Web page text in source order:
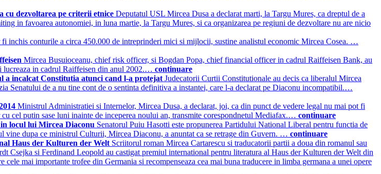
cu dezvoltarea pe criterii etnice Deputatul USL Mircea Dusa a declarat marti, la Targu Mures, ca dreptul de a
in favoarea autonomiei, in luna martie, la Targu Mures, si ca organizarea pe regiuni de dezvoltare nu are nicio
inchis conturile a circa 450.000 de intreprinderi mici si mijlocii, sustine analistul economic Mircea Cosea. …
Mircea Busuioceanu, chief risk officer, si Bogdan Popa, chief financial officer in cadrul Raiffeisen Bank, au
lucreaza in cadrul Raiffeisen din anul 2002.… continuare
a incalcat Constitutia atunci cand l-a protejat Judecatorii Curtii Constitutionale au decis ca liberalul Mircea
Senatului de a nu tine cont de o sentinta definitiva a instantei, care l-a declarat pe Diaconu incompatibil.…
Ministrul Administratiei si Internelor, Mircea Dusa, a declarat, joi, ca din punct de vedere legal nu mai pot fi
cel putin sase luni inainte de inceperea noului an, transmite corespondnetul Mediafax.… continuare
locul lui Mircea Diaconu Senatorul Puiu Hasotti este propunerea Partidului National Liberal pentru functia de
dupa ce ministrul Culturii, Mircea Diaconu, a anuntat ca se retrage din Guvern. … continuare
Haus der Kulturen der Welt Scriitorul roman Mircea Cartarescu si traducatorii partii a doua din romanul sau
si Ferdinand Leopold au castigat premiul international pentru literatura al Haus der Kulturen der Welt din
mai importante trofee din Germania si recompenseaza cea mai buna traducere in limba germana a unei opere